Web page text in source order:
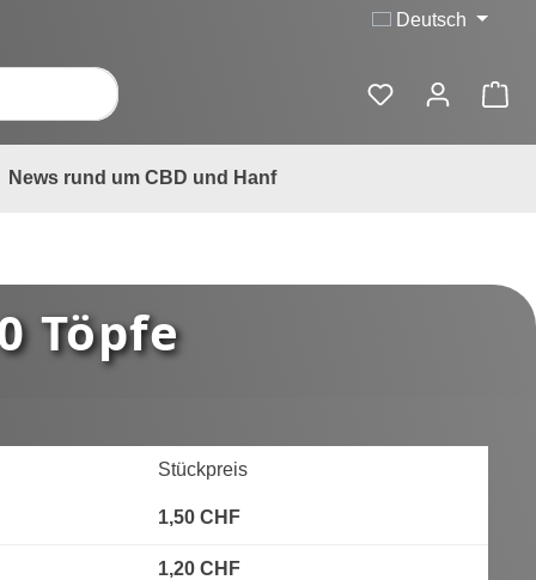
Deutsch
News rund um CBD und Hanf
Töpfe
Stückpreis
1,50 CHF
1,20 CHF